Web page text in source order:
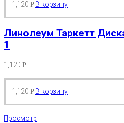
1,120 Р В корзину
Линолеум Таркетт
1
1,120 Р
1,120 Р В корзину
Просмотр